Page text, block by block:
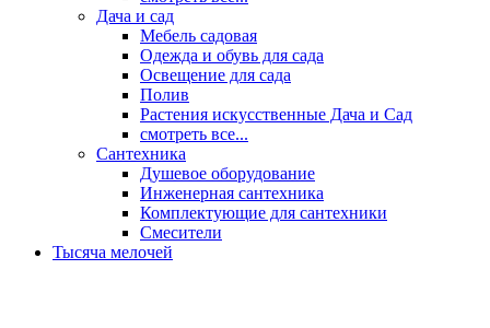
Дача и сад
Мебель садовая
Одежда и обувь для сада
Освещение для сада
Полив
Растения искусственные Дача и Сад
смотреть все...
Сантехника
Душевое оборудование
Инженерная сантехника
Комплектующие для сантехники
Смесители
Тысяча мелочей